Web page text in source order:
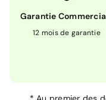
Garantie
12 mois de garantie